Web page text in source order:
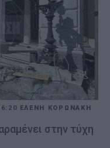
ΕΛΕΝΗ ΚΟΡΩΝΑΚΗ
στην τύχη